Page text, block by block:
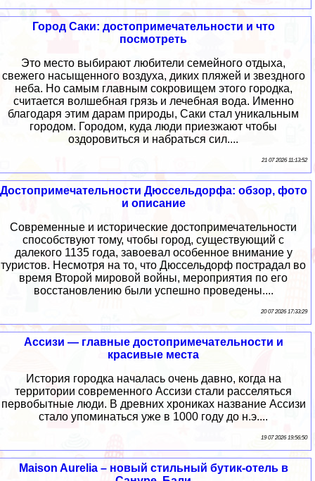
Город Саки: достопримечательности и что
посмотреть
Это место выбирают любители семейного отдыха,
свежего насыщенного воздуха, диких пляжей и звездного
неба. Но самым главным сокровищем этого городка,
считается волшебная грязь и лечебная вода. Именно
благодаря этим дарам природы, Саки стал уникальным
городом. Городом, куда люди приезжают чтобы
оздоровиться и набраться сил....
21 07 2026 11:13:52
Достопримечательности Дюссельдорфа: обзор, фото
и описание
Современные и исторические достопримечательности
способствуют тому, чтобы город, существующий с
далекого 1135 года, завоевал особенное внимание у
туристов. Несмотря на то, что Дюссельдорф пострадал во
время Второй мировой войны, мероприятия по его
восстановлению были успешно проведены....
20 07 2026 17:33:29
Ассизи — главные достопримечательности и
красивые места
История городка началась очень давно, когда на
территории современного Ассизи стали расселяться
первобытные люди. В древних хрониках название Ассизи
стало упоминаться уже в 1000 году до н.э....
19 07 2026 19:56:50
Maison Aurelia – новый стильный бутик-отель в